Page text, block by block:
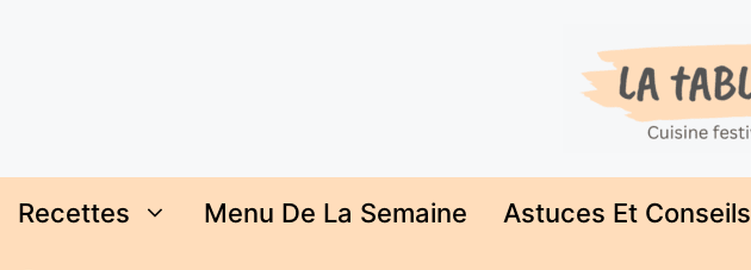
Recettes Menu De La Semaine Astuces Et Conseils